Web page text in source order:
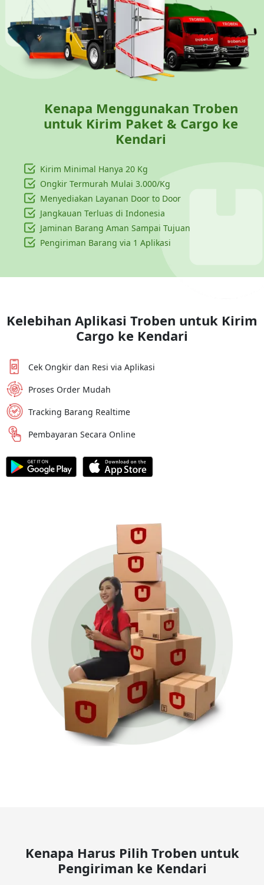
Kenapa Menggunakan Troben
untuk Kirim Paket & Cargo ke
Kendari
Kirim Minimal Hanya 20 Kg
Ongkir Termurah Mulai 3.000/Kg
Menyediakan Layanan Door to Door
Jangkauan Terluas di Indonesia
Jaminan Barang Aman Sampai Tujuan
Pengiriman Barang via 1 Aplikasi
Kelebihan Aplikasi Troben untuk Kirim
Cargo ke Kendari
Cek Ongkir dan Resi via Aplikasi
Proses Order Mudah
Tracking Barang Realtime
Pembayaran Secara Online
Kenapa Harus Pilih Troben untuk
Pengiriman ke Kendari